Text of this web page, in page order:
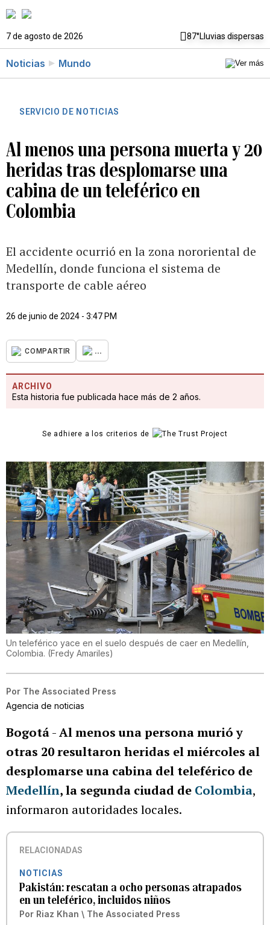
7 de agosto de 2026 87°Lluvias dispersas
Noticias Mundo
SERVICIO DE NOTICIAS
Al menos una persona muerta y 20
heridas tras desplomarse una
cabina de un teleférico en
Colombia
El accidente ocurrió en la zona nororiental de
Medellín, donde funciona el sistema de
transporte de cable aéreo
26 de junio de 2024 - 3:47 PM
COMPARTIR ...
ARCHIVO
Esta historia fue publicada hace más de 2 años.
Se adhiere a los criterios de
Un teleférico yace en el suelo después de caer en Medellín,
Colombia. (Fredy Amariles)
Por The Associated Press
Agencia de noticias
Bogotá-Al menos una persona murió y
otras 20 resultaron heridas el miércoles al
desplomarse una cabina del teleférico de
Medellín, la segunda ciudad de Colombia,
informaron autoridades locales.
RELACIONADAS
NOTICIAS
Pakistán: rescatan a ocho personas atrapados
en un teleférico, incluidos niños
Por Riaz Khan \ The Associated Press